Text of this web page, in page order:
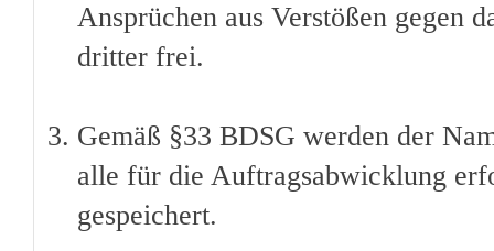
Ansprüchen aus Verstößen gegen
dritter frei.
Gemäß §33 BDSG werden der
alle für die Auftragsabwicklung
gespeichert.